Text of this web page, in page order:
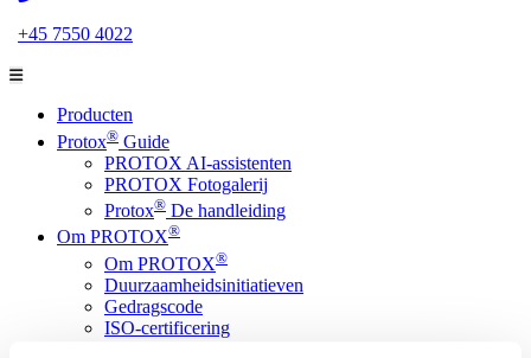
+45 7550 4022
Producten
Protox® Guide
PROTOX AI-assistenten
PROTOX Fotogalerij
Protox® De handleiding
Om PROTOX®
Om PROTOX®
Duurzaamheidsinitiatieven
Gedragscode
ISO-certificering